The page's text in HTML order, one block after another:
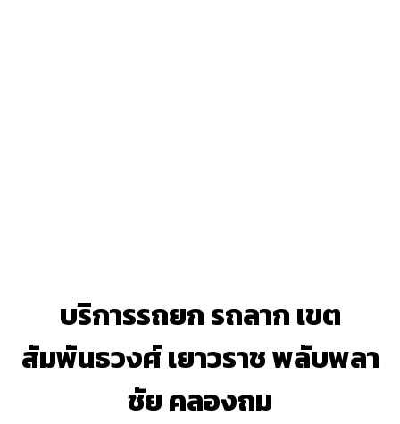
บริการรถยก รถลาก เขต
สัมพันธวงศ์ เยาวราช พลับพลา
ชัย คลองถม